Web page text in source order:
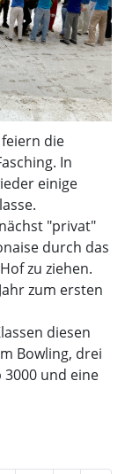
die
In
einige
"privat"
durch das
zu ziehen.
zum ersten
diesen
Bowling, drei
3000 und eine